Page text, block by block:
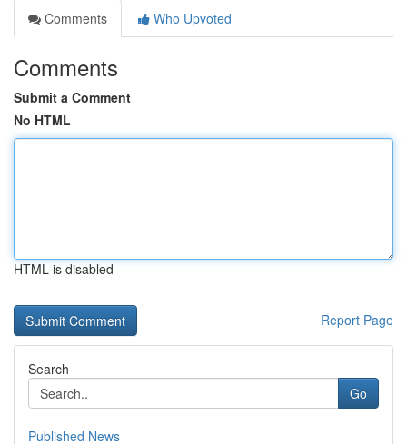
Comments
Who Upvoted
Comments
Submit a Comment
No HTML
HTML is disabled
Report Page
Search
Go
Published News